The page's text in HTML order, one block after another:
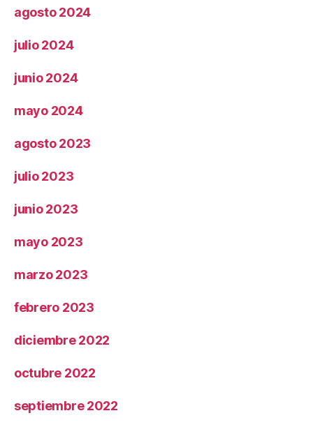
agosto 2024
julio 2024
junio 2024
mayo 2024
agosto 2023
julio 2023
junio 2023
mayo 2023
marzo 2023
febrero 2023
diciembre 2022
octubre 2022
septiembre 2022